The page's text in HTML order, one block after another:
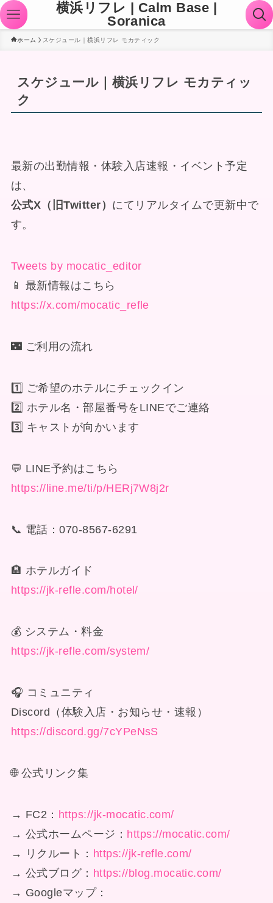
横浜リフレ | Calm Base |
Soranica
ホーム スケジュール｜横浜リフレ モカティック
スケジュール｜横浜リフレ モカティッ
ク
最新の出勤情報・体験入店速報・イベント予定
は、
公式X（旧Twitter） にてリアルタイムで更新中で
す。
Tweets by mocatic_editor
📱 最新情報はこちら
https://x.com/mocatic_refle
🌃 ご利用の流れ
1️⃣ ご希望のホテルにチェックイン
2️⃣ ホテル名・部屋番号をLINEでご連絡
3️⃣ キャストが向かいます
💬 LINE予約はこちら
https://line.me/ti/p/HERj7W8j2r
📞 電話：070-8567-6291
🏨 ホテルガイド
https://jk-refle.com/hotel/
💰 システム・料金
https://jk-refle.com/system/
🎧 コミュニティ
Discord（体験入店・お知らせ・速報）
https://discord.gg/7cYPeNsS
🌐 公式リンク集
→ FC2： https://jk-mocatic.com/
→ 公式ホームページ： https://mocatic.com/
→ リクルート： https://jk-refle.com/
→ 公式ブログ： https://blog.mocatic.com/
→ Googleマップ：